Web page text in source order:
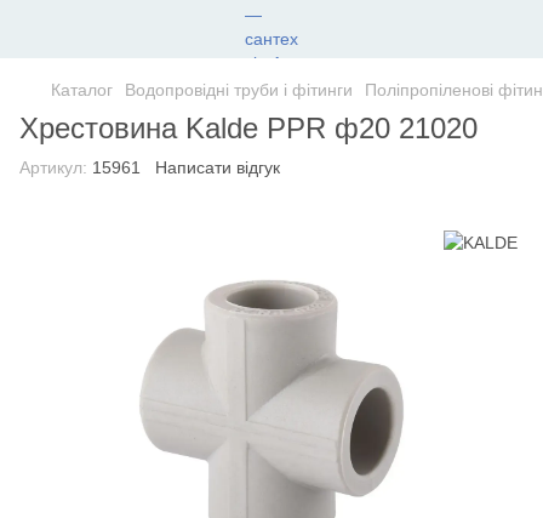
Каталог Водопровідні труби і фітинги Поліпропіленові
Хрестовина Kalde PPR ф20 21020
Артикул: 15961 Написати відгук